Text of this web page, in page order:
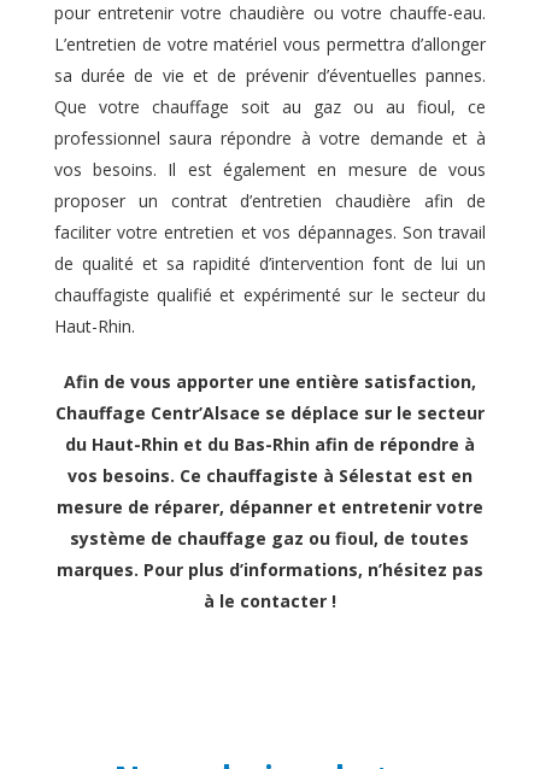
pour entretenir votre chaudière ou votre chauffe-eau.
L’entretien de votre matériel vous permettra d’allonger
sa durée de vie et de prévenir d’éventuelles pannes.
Que votre chauffage soit au gaz ou au fioul, ce
professionnel saura répondre à votre demande et à
vos besoins. Il est également en mesure de vous
proposer un contrat d’entretien chaudière afin de
faciliter votre entretien et vos dépannages. Son travail
de qualité et sa rapidité d’intervention font de lui un
chauffagiste qualifié et expérimenté sur le secteur du
Haut-Rhin.
Afin de vous apporter une entière satisfaction,
Chauffage Centr’Alsace se déplace sur le secteur
du Haut-Rhin et du Bas-Rhin afin de répondre à
vos besoins. Ce chauffagiste à Sélestat est en
mesure de réparer, dépanner et entretenir votre
système de chauffage gaz ou fioul, de toutes
marques. Pour plus d’informations, n’hésitez pas
à le contacter !